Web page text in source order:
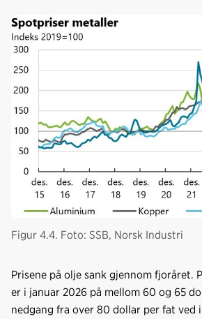
Figur 4.4. Foto: SSB, Norsk Industri
Prisene på olje sank gjennom fjoråret.
er i januar 2026 på mellom 60 og 65
nedgang fra over 80 dollar per fat ved